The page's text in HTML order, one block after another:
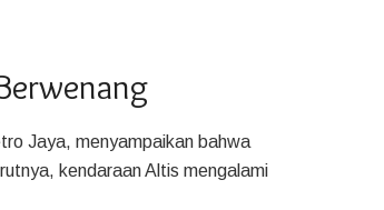
Jaya, menyampaikan bahwa
kendaraan Altis mengalami